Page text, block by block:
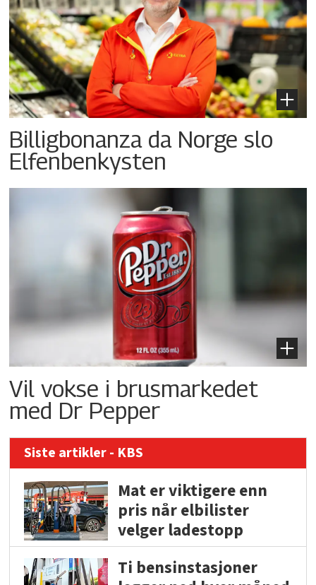
Billigbonanza da Norge slo
Elfenbenkysten
Vil vokse i brusmarkedet
med Dr Pepper
Siste artikler - KBS
Mat er viktigere enn
pris når elbilister
velger ladestopp
Ti bensinstasjoner